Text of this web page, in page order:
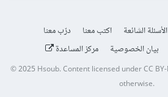
الأسئلة الشائعة اكتب معنا
درّب معنا
بيان الخصوصية مركز المساعدة
© 2025Hsoub.Content licensed underCC
otherwise.